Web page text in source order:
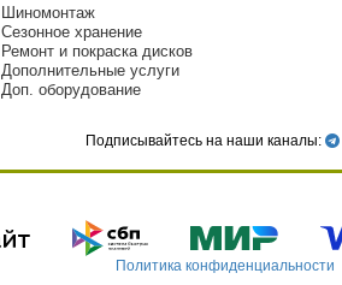
Шиномонтаж
Сезонное хранение
Ремонт и покраска дисков
Дополнительные услуги
Доп. оборудование
Подписывайтесь на наши каналы:
Политика конфиденциальности